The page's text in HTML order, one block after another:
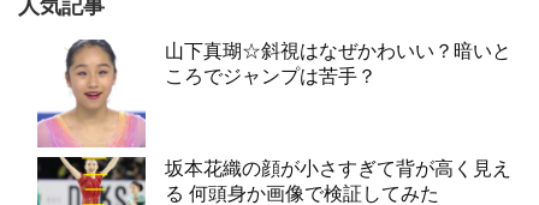
人気記事
山下真瑚☆斜視はなぜかわいい？暗いと
ころでジャンプは苦手？
坂本花織の顔が小さすぎて背が高く見え
る 何頭身か画像で検証してみた